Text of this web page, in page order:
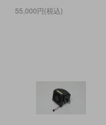
55,000円(税込)